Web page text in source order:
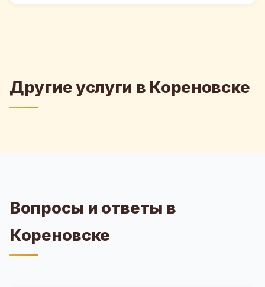
Другие услуги в Кореновске
Вопросы и ответы в
Кореновске